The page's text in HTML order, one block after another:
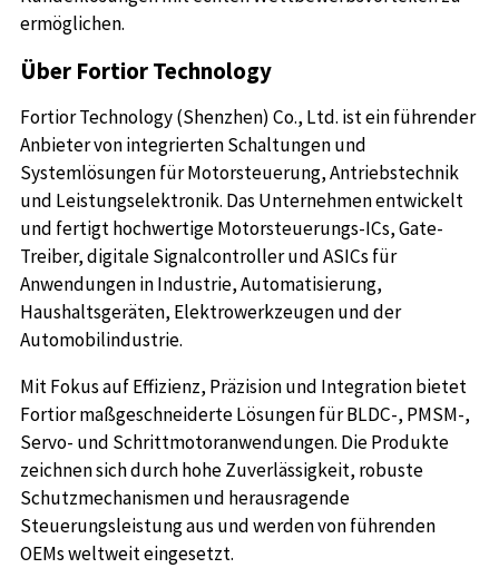
ermöglichen.
Über Fortior Technology
Fortior Technology (Shenzhen) Co., Ltd. ist ein führender
Anbieter von integrierten Schaltungen und
Systemlösungen für Motorsteuerung, Antriebstechnik
und Leistungselektronik. Das Unternehmen entwickelt
und fertigt hochwertige Motorsteuerungs-ICs, Gate-
Treiber, digitale Signalcontroller und ASICs für
Anwendungen in Industrie, Automatisierung,
Haushaltsgeräten, Elektrowerkzeugen und der
Automobilindustrie.
Mit Fokus auf Effizienz, Präzision und Integration bietet
Fortior maßgeschneiderte Lösungen für BLDC-, PMSM-,
Servo- und Schrittmotoranwendungen. Die Produkte
zeichnen sich durch hohe Zuverlässigkeit, robuste
Schutzmechanismen und herausragende
Steuerungsleistung aus und werden von führenden
OEMs weltweit eingesetzt.